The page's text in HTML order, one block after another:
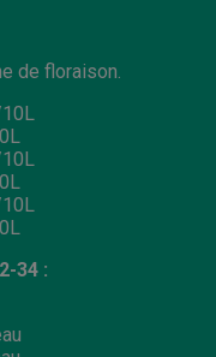
de floraison.
34 :